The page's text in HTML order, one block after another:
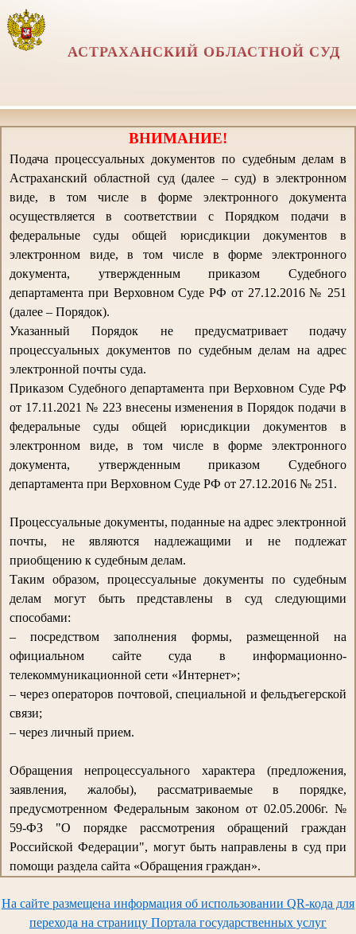
АСТРАХАНСКИЙ ОБЛАСТНОЙ СУД
ВНИМАНИЕ!
Подача процессуальных документов по судебным делам в
Астраханский областной суд (далее – суд) в электронном
виде, в том числе в форме электронного документа
осуществляется в соответствии с Порядком подачи в
федеральные суды общей юрисдикции документов в
электронном виде, в том числе в форме электронного
документа, утвержденным приказом Судебного
департамента при Верховном Суде РФ от 27.12.2016 № 251
(далее – Порядок).
Указанный Порядок не предусматривает подачу
процессуальных документов по судебным делам на адрес
электронной почты суда.
Приказом Судебного департамента при Верховном Суде РФ
от 17.11.2021 № 223 внесены изменения в Порядок подачи в
федеральные суды общей юрисдикции документов в
электронном виде, в том числе в форме электронного
документа, утвержденным приказом Судебного
департамента при Верховном Суде РФ от 27.12.2016 № 251.
Процессуальные документы, поданные на адрес электронной
почты, не являются надлежащими и не подлежат
приобщению к судебным делам.
Таким образом, процессуальные документы по судебным
делам могут быть представлены в суд следующими
способами:
– посредством заполнения формы, размещенной на
официальном сайте суда в информационно-
телекоммуникационной сети «Интернет»;
– через операторов почтовой, специальной и фельдъегерской
связи;
– через личный прием.
Обращения непроцессуального характера (предложения,
заявления, жалобы), рассматриваемые в порядке,
предусмотренном Федеральным законом от 02.05.2006г. №
59-ФЗ "О порядке рассмотрения обращений граждан
Российской Федерации", могут быть направлены в суд при
помощи раздела сайта «Обращения граждан».
На сайте размещена информация об использовании QR-кода для
перехода на страницу Портала государственных услуг